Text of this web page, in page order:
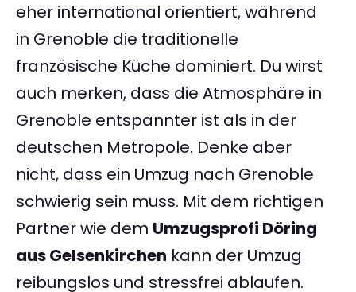
eher international orientiert, während
in Grenoble die traditionelle
französische Küche dominiert. Du wirst
auch merken, dass die Atmosphäre in
Grenoble entspannter ist als in der
deutschen Metropole. Denke aber
nicht, dass ein Umzug nach Grenoble
schwierig sein muss. Mit dem richtigen
Partner wie dem Umzugsprofi Döring
aus Gelsenkirchen kann der Umzug
reibungslos und stressfrei ablaufen.